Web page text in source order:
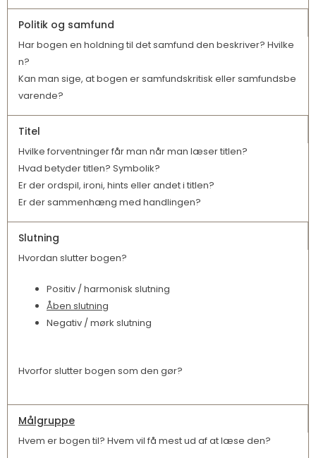
Politik og samfund
Har bogen en holdning til det samfund den beskriver? Hvilke
n?
Kan man sige, at bogen er samfundskritisk eller samfundsbe
varende?
Titel
Hvilke forventninger får man når man læser titlen?
Hvad betyder titlen? Symbolik?
Er der ordspil, ironi, hints eller andet i titlen?
Er der sammenhæng med handlingen?
Slutning
Hvordan slutter bogen?
Positiv / harmonisk slutning
Åben slutning
Negativ / mørk slutning
Hvorfor slutter bogen som den gør?
Målgruppe
Hvem er bogen til? Hvem vil få mest ud af at læse den?